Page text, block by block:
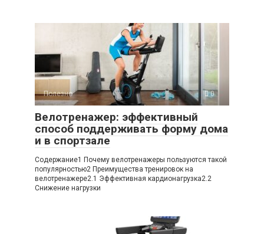
Полезно 0
Велотренажер: эффективный
способ поддерживать форму дома
и в спортзале
Содержание1 Почему велотренажеры пользуются такой
популярностью2 Преимущества тренировок на
велотренажере2.1 Эффективная кардионагрузка2.2
Снижение нагрузки